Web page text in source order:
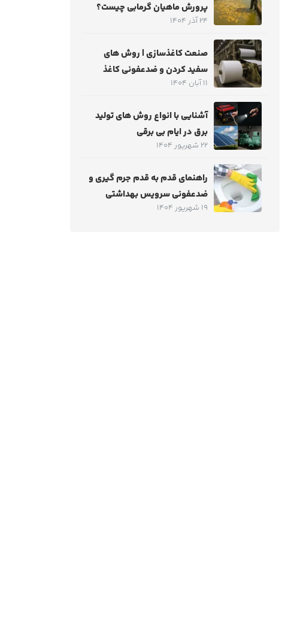
پرورش ماهیان گرمابی چیست؟
24 آذر 1404
صنعت کاغذسازی | روش های
سفید کردن و ضدعفونی کاغذ
11 آبان 1404
آشنایی با انواع روش های تولید
برق در ایام بی برقی
22 شهریور 1404
راهنمای قدم به قدم جرم‌ گیری و
ضدعفونی سرویس بهداشتی
19 شهریور 1404